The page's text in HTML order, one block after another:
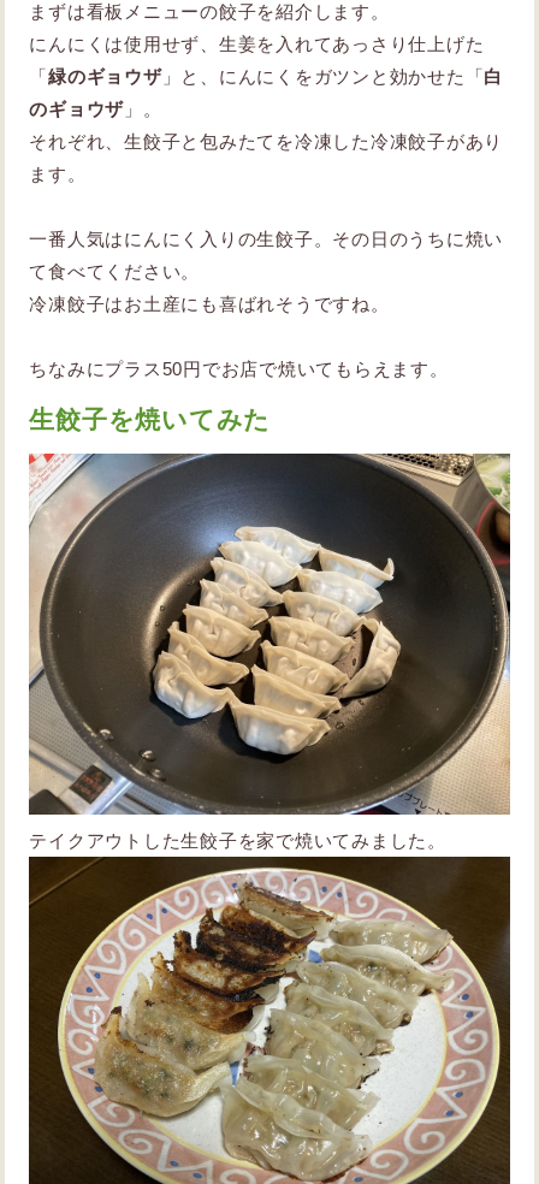
まずは看板メニューの餃子を紹介します。
にんにくは使用せず、生姜を入れてあっさり仕上げた
「緑のギョウザ」と、にんにくをガツンと効かせた「白
のギョウザ 」。
それぞれ、生餃子と包みたてを冷凍した冷凍餃子があり
ます。
一番人気はにんにく入りの生餃子。その日のうちに焼い
て食べてください。
冷凍餃子はお土産にも喜ばれそうですね。
ちなみにプラス50円でお店で焼いてもらえます。
生餃子を焼いてみた
テイクアウトした生餃子を家で焼いてみました。